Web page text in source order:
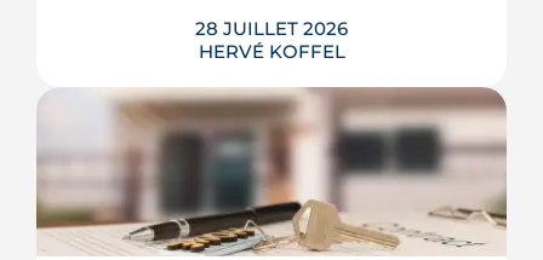
28 JUILLET 2026
HERVÉ KOFFEL
Longtemps clos derrière les murs de
l'hôpital Guillaume-Régnier, le Bois-
Perrin s'ouvre enfin sur la ville. La